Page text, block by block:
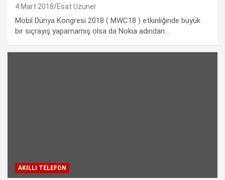
4 Mart 2018 Esat Uzuner
Mobil Dünya Kongresi 2018 ( MWC18 ) etkinliğinde büyük
bir sıçrayış yapamamış olsa da Nokia adından…
AKILLI TELEFON